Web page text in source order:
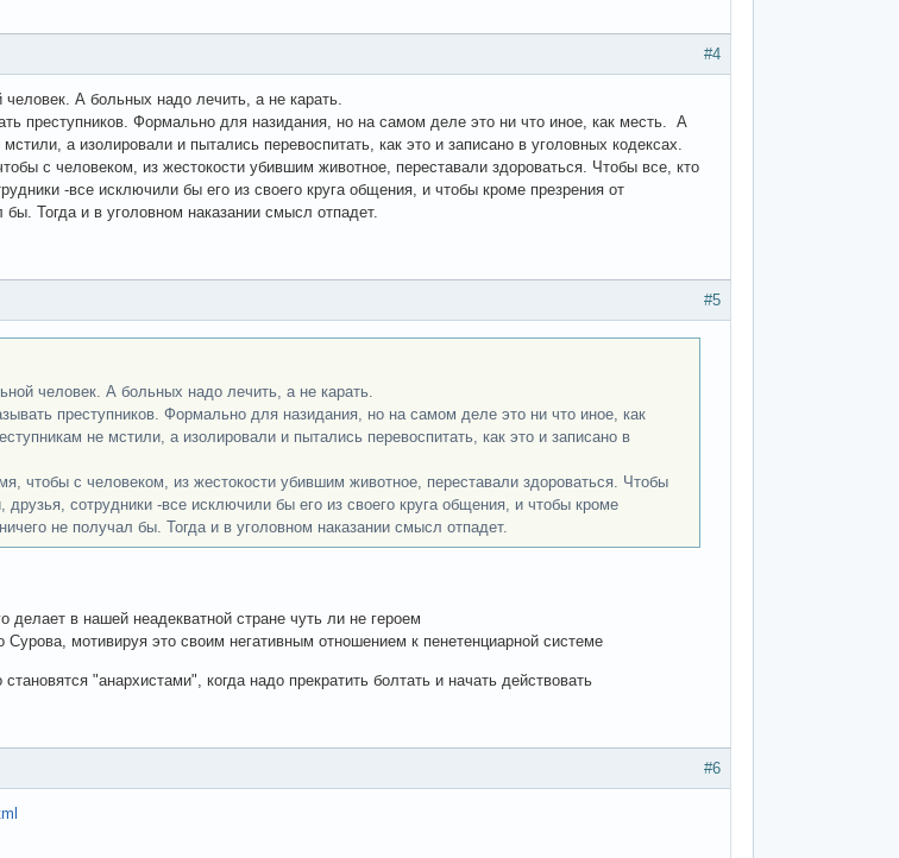
#4
А больных надо лечить, а не карать.
преступников. Формально для назидания, но на самом деле это ни что иное, как месть. А
а изолировали и пытались перевоспитать, как это и записано в уголовных кодексах.
с человеком, из жестокости убившим животное, переставали здороваться. Чтобы все, кто
-все исключили бы его из своего круга общения, и чтобы кроме презрения от
Тогда и в уголовном наказании смысл отпадет.
#5
человек. А больных надо лечить, а не карать.
преступников. Формально для назидания, но на самом деле это ни что иное, как
не мстили, а изолировали и пытались перевоспитать, как это и записано в
чтобы с человеком, из жестокости убившим животное, переставали здороваться. Чтобы
друзья, сотрудники -все исключили бы его из своего круга общения, и чтобы кроме
не получал бы. Тогда и в уголовном наказании смысл отпадет.
делает в нашей неадекватной стране чуть ли не героем
Сурова, мотивируя это своим негативным отношением к пенетенциарной системе
"анархистами", когда надо прекратить болтать и начать действовать
#6